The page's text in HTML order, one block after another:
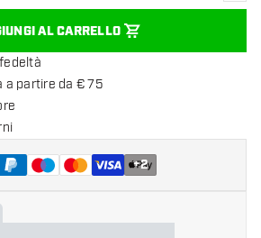
AL CARRELLO
a partire da € 75
+2